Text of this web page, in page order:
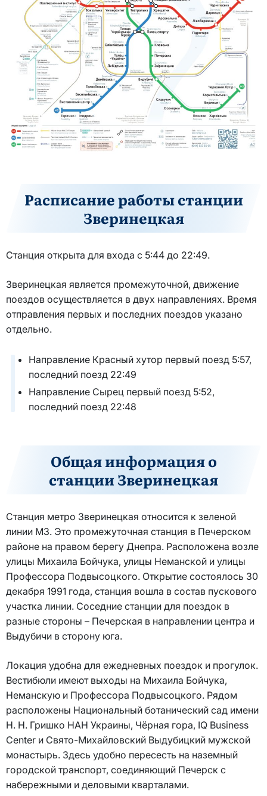
Расписание работы станции
Зверинецкая
Станция открыта для входа с 5:44 до 22:49.
Зверинецкая является промежуточной, движение
поездов осуществляется в двух направлениях. Время
отправления первых и последних поездов указано
отдельно.
Направление Красный хутор первый поезд 5:57,
последний поезд 22:49
Направление Сырец первый поезд 5:52,
последний поезд 22:48
Общая информация о
станции Зверинецкая
Станция метро Зверинецкая относится к зеленой
линии М3. Это промежуточная станция в Печерском
районе на правом берегу Днепра. Расположена возле
улицы Михаила Бойчука, улицы Неманской и улицы
Профессора Подвысоцкого. Открытие состоялось 30
декабря 1991 года, станция вошла в состав пускового
участка линии. Соседние станции для поездок в
разные стороны – Печерская в направлении центра и
Выдубичи в сторону юга.
Локация удобна для ежедневных поездок и прогулок.
Вестибюли имеют выходы на Михаила Бойчука,
Неманскую и Профессора Подвысоцкого. Рядом
расположены Национальный ботанический сад имени
Н. Н. Гришко НАН Украины, Чёрная гора, IQ Business
Center и Свято-Михайловский Выдубицкий мужской
монастырь. Здесь удобно пересесть на наземный
городской транспорт, соединяющий Печерск с
набережными и деловыми кварталами.